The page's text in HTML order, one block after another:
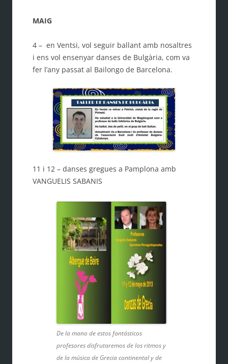
MAIG
4 – en Ventsi, vol seguir ballant amb nosaltres
i ens vol ensenyar danses de Bulgària, com va
fer l’any passat al Bailongo de Barcelona.
11 i 12 – danses gregues a Pamplona amb
VANGUELIS SABANIS
De la mano de estos fantásticos
profesores disfrutaremos de los ritmos y
de la música de Grecia continental y de